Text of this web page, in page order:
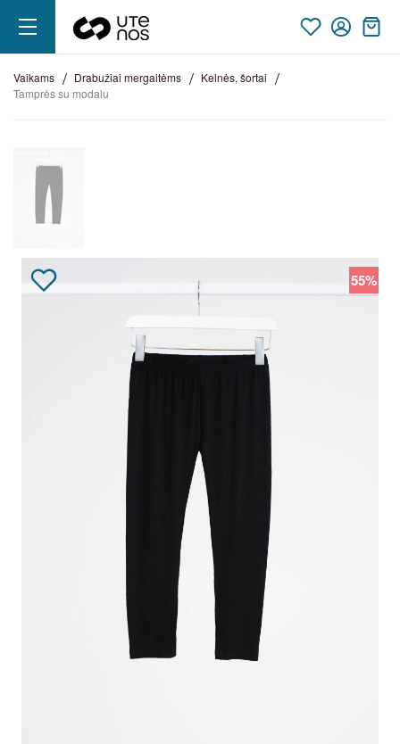
vaikams drabužiai mergaitėms
kelnės, šortai
tamprės su modalu
55%